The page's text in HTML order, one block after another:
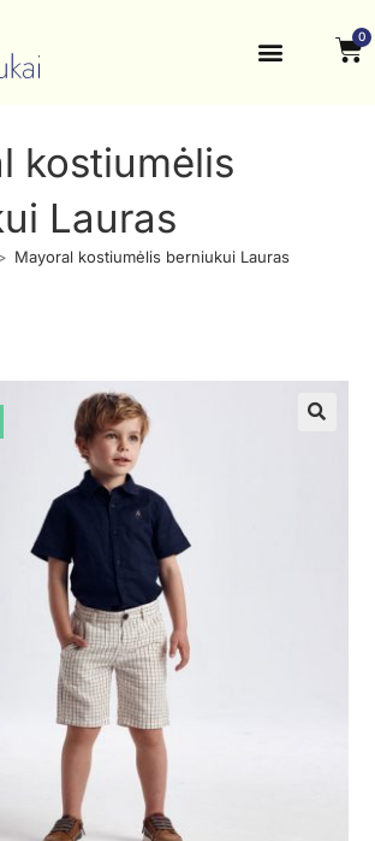
0
kostiumėlis
Lauras
Mayoral kostiumėlis berniukui Lauras